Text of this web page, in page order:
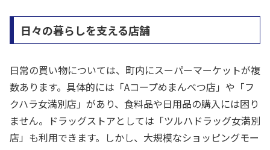
日々の暮らしを支える店舗
日常の買い物については、町内にスーパーマーケットが複
数あります。具体的には「Aコープめまんべつ店」や「フ
クハラ女満別店」があり、食料品や日用品の購入には困り
ません。ドラッグストアとしては「ツルハドラッグ女満別
店」も利用できます。しかし、大規模なショッピングモー